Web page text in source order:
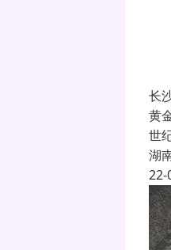
长
黄
世
湖
22-